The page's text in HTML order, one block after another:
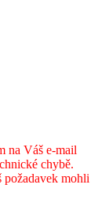
na Váš e-mail
chybě.
požadavek mohli